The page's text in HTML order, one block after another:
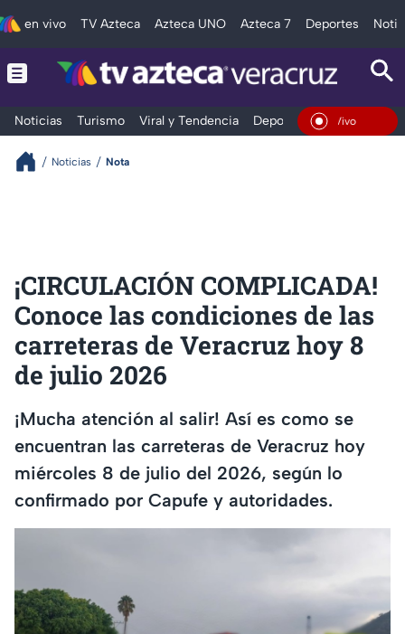
en vivo TV Azteca Azteca UNO Azteca 7 Deportes
Noticias Turismo Viral y Tendencia Deportes Espectáculos
En Vivo
Noticias Nota
¡CIRCULACIÓN COMPLICADA!
Conoce las condiciones de las
carreteras de Veracruz hoy 8
de julio 2026
¡Mucha atención al salir! Así es como se
encuentran las carreteras de Veracruz hoy
miércoles 8 de julio del 2026, según lo
confirmado por Capufe y autoridades.